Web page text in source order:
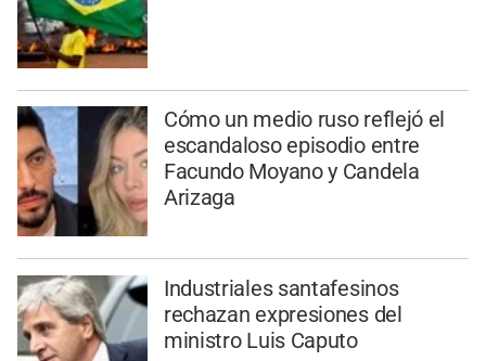
Cómo un medio ruso reflejó el
escandaloso episodio entre
Facundo Moyano y Candela
Arizaga
Industriales santafesinos
rechazan expresiones del
ministro Luis Caputo